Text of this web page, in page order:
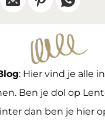
: Hier vind je alle
Ben je dol op
dan ben je hier